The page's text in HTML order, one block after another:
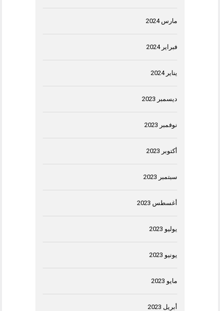
مارس 2024
فبراير 2024
يناير 2024
ديسمبر 2023
نوفمبر 2023
أكتوبر 2023
سبتمبر 2023
أغسطس 2023
يوليو 2023
يونيو 2023
مايو 2023
أبريل 2023